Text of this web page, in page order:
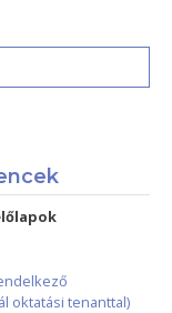
oktatási tenanttal)